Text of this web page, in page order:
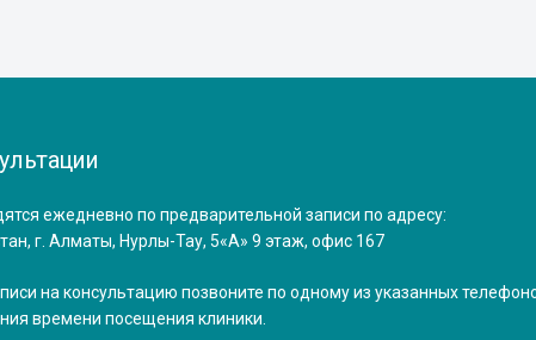
ежедневно по предварительной записи по адресу:
г. Алматы, Нурлы-Тау, 5«А» 9 этаж, офис 167
на консультацию позвоните по одному из указанных
времени посещения клиники.